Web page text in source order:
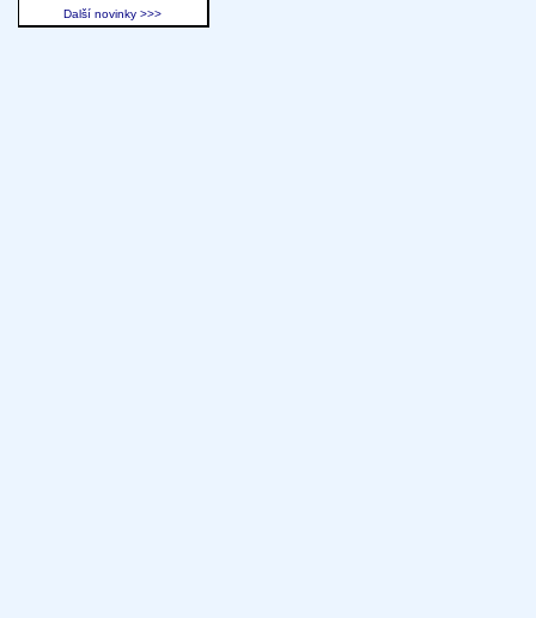
Další novinky >>>